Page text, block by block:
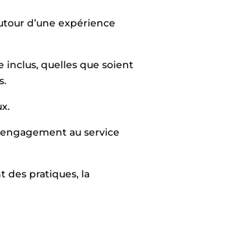
d’une expérience
inclus, quelles que soient
au service
des pratiques, la